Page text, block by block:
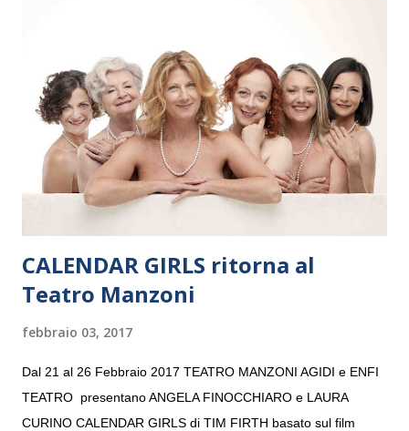
“Settembre dell’Accademia” dove si esibirà per il secondo anno
consecutivo. Il pubblico milanese avrà il piacere di applaudire i
giovani artisti della Baltic Sea Youth Philharmonic per la quarta
volta. L’orchestra, fondata nel 2008 da Kristjan Järvi (affiancato
da un prestigioso consiglio di consulent...
CALENDAR GIRLS ritorna al
Teatro Manzoni
febbraio 03, 2017
Dal 21 al 26 Febbraio 2017 TEATRO MANZONI AGIDI e ENFI
TEATRO presentano ANGELA FINOCCHIARO e LAURA
CURINO CALENDAR GIRLS di TIM FIRTH basato sul film